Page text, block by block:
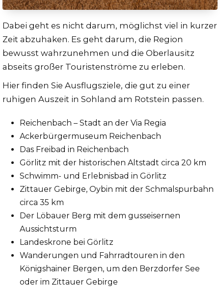
Dabei geht es nicht darum, möglichst viel in kurzer
Zeit abzuhaken. Es geht darum, die Region
bewusst wahrzunehmen und die Oberlausitz
abseits großer Touristenströme zu erleben.
Hier finden Sie Ausflugsziele, die gut zu einer
ruhigen Auszeit in Sohland am Rotstein passen.
Reichenbach – Stadt an der Via Regia
Ackerbürgermuseum Reichenbach
Das Freibad in Reichenbach
Görlitz mit der historischen Altstadt circa 20 km
Schwimm- und Erlebnisbad in Görlitz
Zittauer Gebirge, Oybin mit der Schmalspurbahn
circa 35 km
Der Löbauer Berg mit dem gusseisernen
Aussichtsturm
Landeskrone bei Görlitz
Wanderungen und Fahrradtouren in den
Königshainer Bergen, um den Berzdorfer See
oder im Zittauer Gebirge